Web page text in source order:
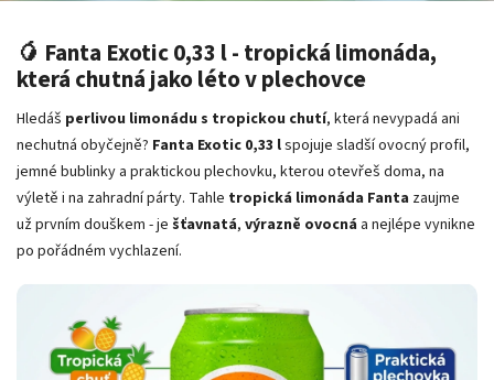
🥭 Fanta Exotic 0,33 l - tropická limonáda,
která chutná jako léto v plechovce
Hledáš perlivou limonádu s tropickou chutí, která nevypadá ani
nechutná obyčejně? Fanta Exotic 0,33 lspojuje sladší ovocný profil,
jemné bublinky a praktickou plechovku, kterou otevřeš doma, na
výletě i na zahradní párty. Tahle tropická limonáda Fanta zaujme
už prvním douškem - je šťavnatá, výrazně ovocná a nejlépe vynikne
po pořádném vychlazení.